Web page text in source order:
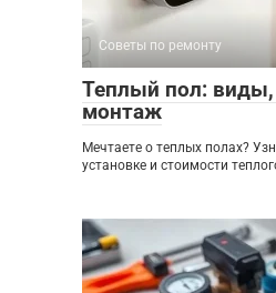
Советы по ремонту
Теплый пол:
монтаж
Мечтаете о теплых полах?
установке и стоимости